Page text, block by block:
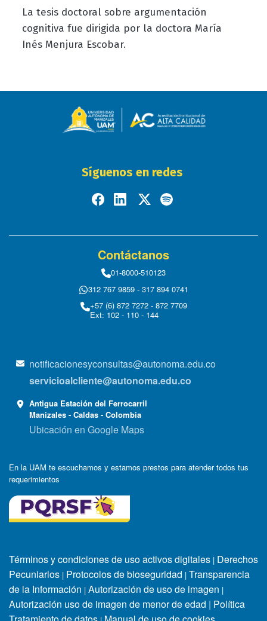
La tesis doctoral sobre argumentación
cognitiva fue dirigida por la doctora María
Inés Menjura Escobar.
Síguenos en redes
Contáctanos
01-8000-510123
312 767 9859 - 317 894 0741
+57 (6) 872 7272 - 872 7709
Ext: 102 - 110 - 144
notificacionesyconsultas@autonoma.edu.co
servicioalcliente@autonoma.edu.co
Antigua Estación del Ferrocarril
Manizales - Caldas - Colombia
Ubicación en Google Maps
En la UAM te escuchamos y estamos prestos para atender todos tus
requerimientos
Términos y condiciones de uso activos digitales | Derechos
Pecuniarios | Protocolos de bioseguridad | Transparencia
de la Información | Autorización de uso de imagen |
Autorización uso de imagen de menor de edad | Política